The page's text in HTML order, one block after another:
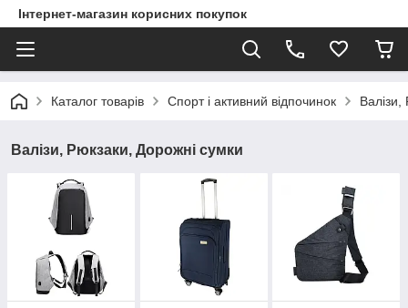
Інтернет-магазин корисних покупок
Каталог товарів Спорт і активний відпочинок
Валізи, Рюкзаки, Дорожні сумки